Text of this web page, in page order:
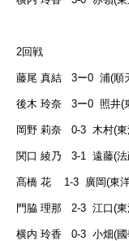
2回戦
藤尾 真結 3ー0 浦(順
後木 玲奈 3ー0 照井(
岡野 莉奈 0-3 木村(
関口 綾乃 3-1 遠藤(
髙橋 花 1-3 廣岡(東
門脇 理那 2-3 江口(
横内 玲香 0-3 小畑(